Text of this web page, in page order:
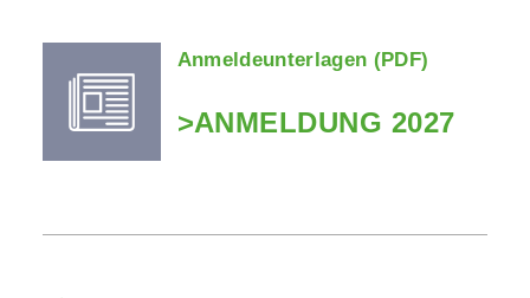
Anmeldeunterlagen (PDF)
>ANMELDUNG 2027